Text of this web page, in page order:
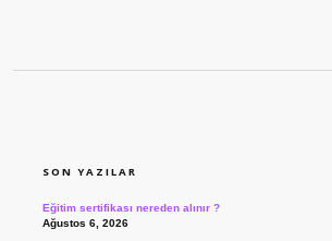
SON YAZILAR
Eğitim sertifikası nereden alınır ?
Ağustos 6, 2026